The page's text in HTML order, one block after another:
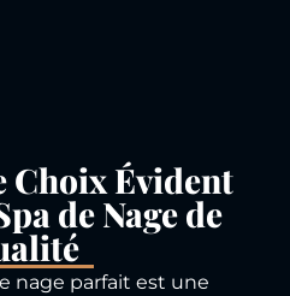
Choix Évident
de Nage de
nage parfait est une